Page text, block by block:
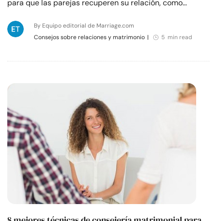
para que las parejas recuperen su relación, como…
By Equipo editorial de Marriage.com
Consejos sobre relaciones y matrimonio | 5 min read